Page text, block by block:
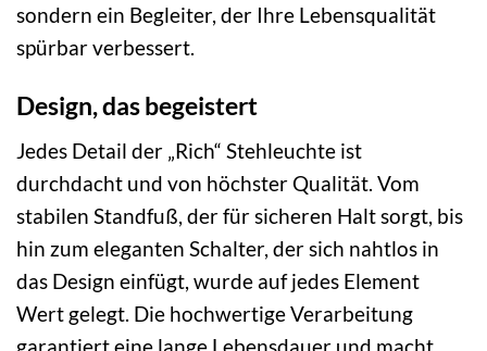
sondern ein Begleiter, der Ihre Lebensqualität
spürbar verbessert.
Design, das begeistert
Jedes Detail der „Rich“ Stehleuchte ist
durchdacht und von höchster Qualität. Vom
stabilen Standfuß, der für sicheren Halt sorgt, bis
hin zum eleganten Schalter, der sich nahtlos in
das Design einfügt, wurde auf jedes Element
Wert gelegt. Die hochwertige Verarbeitung